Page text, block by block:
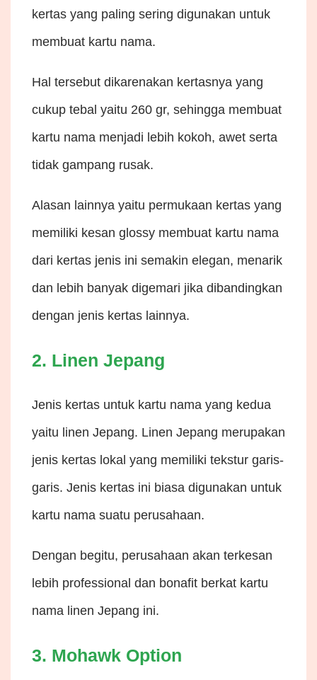
kertas yang paling sering digunakan untuk
membuat kartu nama.
Hal tersebut dikarenakan kertasnya yang
cukup tebal yaitu 260 gr, sehingga membuat
kartu nama menjadi lebih kokoh, awet serta
tidak gampang rusak.
Alasan lainnya yaitu permukaan kertas yang
memiliki kesan glossy membuat kartu nama
dari kertas jenis ini semakin elegan, menarik
dan lebih banyak digemari jika dibandingkan
dengan jenis kertas lainnya.
2. Linen Jepang
Jenis kertas untuk kartu nama yang kedua
yaitu linen Jepang. Linen Jepang merupakan
jenis kertas lokal yang memiliki tekstur garis-
garis. Jenis kertas ini biasa digunakan untuk
kartu nama suatu perusahaan.
Dengan begitu, perusahaan akan terkesan
lebih professional dan bonafit berkat kartu
nama linen Jepang ini.
3. Mohawk Option